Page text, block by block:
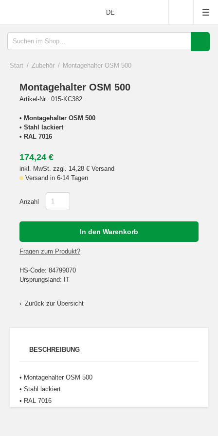
DE
Start Zubehör Montagehalter OSM 500
Montagehalter OSM 500
Artikel-Nr.: 015-KC382
• Montagehalter OSM 500
• Stahl lackiert
• RAL 7016
174,24 €
inkl. MwSt. zzgl. 14,28 € Versand
Versand in 6-14 Tagen
Anzahl
Fragen zum Produkt?
HS-Code: 84799070
Ursprungsland: IT
Zurück zur Übersicht
BESCHREIBUNG
• Montagehalter OSM 500
• Stahl lackiert
• RAL 7016